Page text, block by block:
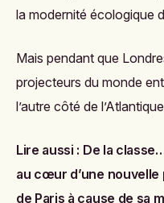
la modernité écologique
Mais pendant que
projecteurs du monde
l’autre côté de
Lire aussi : De la
au cœur d’une nouvelle
de Paris à cause de sa